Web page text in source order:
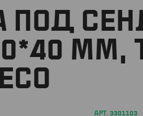
ММ,
АРТ. 3301103